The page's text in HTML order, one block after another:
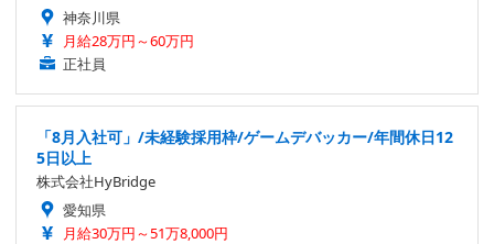
神奈川県
月給28万円～60万円
正社員
「8月入社可」/未経験採用枠/ゲームデバッカー/年間休日12
5日以上
株式会社HyBridge
愛知県
月給30万円～51万8,000円